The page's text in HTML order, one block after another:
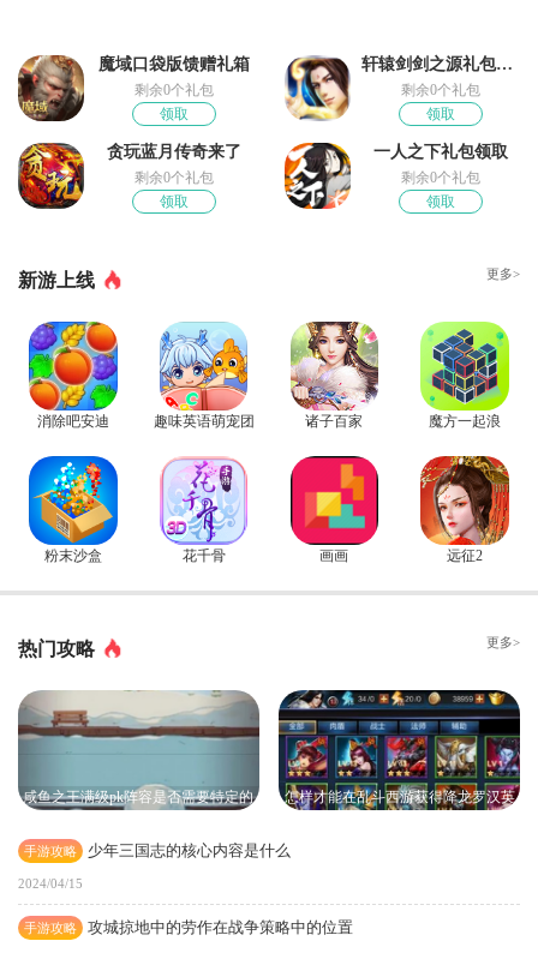
魔域口袋版馈赠礼箱
剩余0个礼包
领取
轩辕剑剑之源礼包领取
剩余0个礼包
领取
贪玩蓝月传奇来了
剩余0个礼包
领取
一人之下礼包领取
剩余0个礼包
领取
新游上线 更多>
消除吧安迪 趣味英语萌宠团 诸子百家 魔方一起浪
粉末沙盒 花千骨 画画 远征2
热门攻略 更多>
咸鱼之王满级pk阵容是否需要特定的
怎样才能在乱斗西游获得降龙罗汉英
手游攻略 少年三国志的核心内容是什么
2024/04/15
手游攻略 攻城掠地中的劳作在战争策略中的位置